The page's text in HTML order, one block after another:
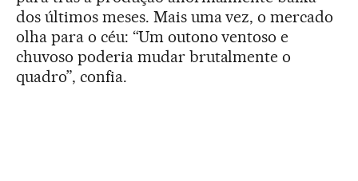
dos últimos meses. Mais uma vez, o mercado
olha para o céu: “Um outono ventoso e
chuvoso poderia mudar brutalmente o
quadro”, confia.